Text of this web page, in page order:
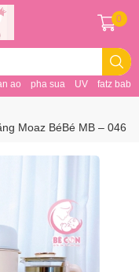
ao pha sua UV fatz baby
0
Moaz BéBé MB – 046